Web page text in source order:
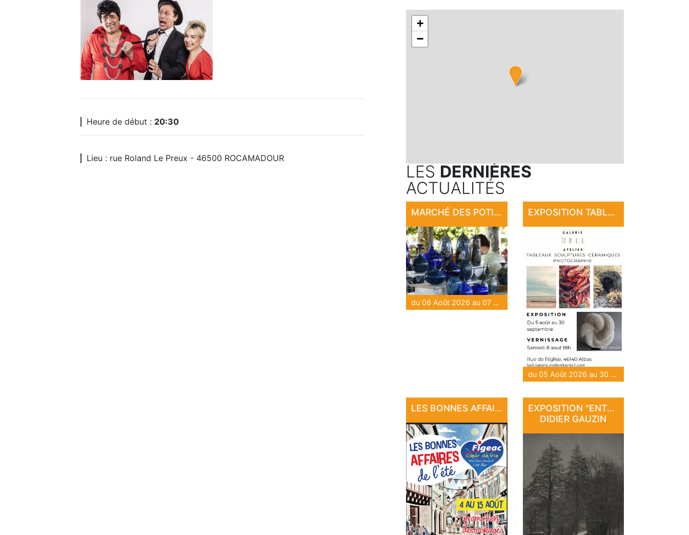
Heure de début : 20:30
Lieu : rue Roland Le Preux - 46500 ROCAMADOUR
+
−
LES DERNIÈRES
ACTUALITÉS
MARCHÉ DES POTIERS DE SAINT-CÉRÉ
du 06 Août 2026 au 07 Août 2026
EXPOSITION TABLEAUX, SCULPTURES, CÉRAMIQUE, PHOTOGRAPHIE
du 05 Août 2026 au 30 Sep 2026
LES BONNES AFFAIRES DE L'ÉTÉ
EXPOSITION "ENTRE PIERRE ET LUMIÈRE" - DE DAN COURTICE ET DE
DIDIER GAUZIN